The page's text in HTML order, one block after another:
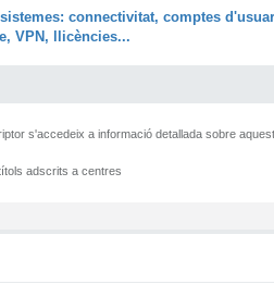
connectivitat, comptes
VPN, llicències...
s'accedeix a informació detallada sobre aquest.
adscrits a centres